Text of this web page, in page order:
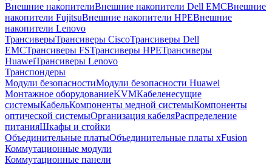
Внешние накопителиВнешние накопители Dell EMCВнешние
накопители FujitsuВнешние накопители HPEВнешние
накопители Lenovo
ТрансиверыТрансиверы CiscoТрансиверы Dell
EMCТрансиверы FSТрансиверы HPEТрансиверы
HuaweiТрансиверы Lenovo
Транспондеры
Модули безопасностиМодули безопасности Huawei
Монтажное оборудованиеKVMКабеленесущие
системыКабельКомпоненты медной системыКомпоненты
оптической системыОрганизация кабеляРаспределение
питанияШкафы и стойки
Объединительные платыОбъединительные платы xFusion
Коммутационные модули
Коммутационные панели